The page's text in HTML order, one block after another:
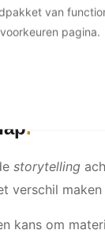
storytelling
verschil
kans om
van
pagina.